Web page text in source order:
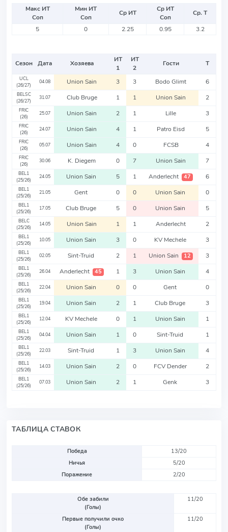
Макс ИТ
Соп
Мин ИТ
Соп
Ср ИТ
Ср ИТ
Соп
Ср. Т
5
0 2.25 0.95 3.2
Сезон Дата Хозяева
ИТ
1
ИТ
2
Гости Т
UCL
(26/27)
04.08 Union Sain 3 3 Bodo Glimt 6
BELSC
(26/27)
31.07 Club Bruge 1 1 Union Sain 2
FRIC
(26)
25.07 Union Sain 2 1 Lille 3
FRIC
(26)
24.07 Union Sain 4 1 Patro Eisd 5
FRIC
(26)
05.07 Union Sain 4 0 FCSB 4
FRIC
(26)
30.06 K. Diegem 0 7 Union Sain 7
BEL1
(25/26)
24.05 Union Sain 5 1 Anderlecht 47 6
BEL1
(25/26)
21.05 Gent 0 0 Union Sain 0
BEL1
(25/26)
17.05 Club Bruge 5 0 Union Sain 5
BELC
(25/26)
14.05 Union Sain 1 1 Anderlecht 2
BEL1
(25/26)
10.05 Union Sain 3 0 KV Mechele 3
BEL1
(25/26)
02.05 Sint-Truid 2 1 Union Sain 12 3
BEL1
(25/26)
26.04 Anderlecht 45 1 3 Union Sain 4
BEL1
(25/26)
22.04 Union Sain 0 0 Gent 0
BEL1
(25/26)
19.04 Union Sain 2 1 Club Bruge 3
BEL1
(25/26)
12.04 KV Mechele 0 1 Union Sain 1
BEL1
(25/26)
04.04 Union Sain 1 0 Sint-Truid 1
BEL1
(25/26)
22.03 Sint-Truid 1 3 Union Sain 4
BEL1
(25/26)
14.03 Union Sain 2 0 FCV Dender 2
BEL1
(25/26)
07.03 Union Sain 2 1 Genk 3
ТАБЛИЦА СТАВОК
Победа
13/20
Ничья
5/20
Поражение
2/20
Обе забили
(Голы)
11/20
Первые получили очко
(Голы)
11/20